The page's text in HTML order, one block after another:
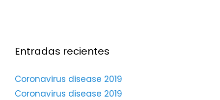
Entradas recientes
Coronavirus disease 2019
Coronavirus disease 2019